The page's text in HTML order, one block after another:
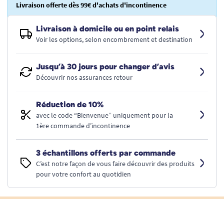
Livraison offerte dès 99€ d'achats d'incontinence
Livraison à domicile ou en point relais
Voir les options, selon encombrement et destination
Jusqu’à 30 jours pour changer d’avis
Découvrir nos assurances retour
Réduction de 10%
avec le code “Bienvenue” uniquement pour la
1ère commande d’incontinence
3 échantillons offerts par commande
C’est notre façon de vous faire découvrir des produits
pour votre confort au quotidien